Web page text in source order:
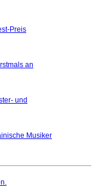
Preis
an
und
Musiker